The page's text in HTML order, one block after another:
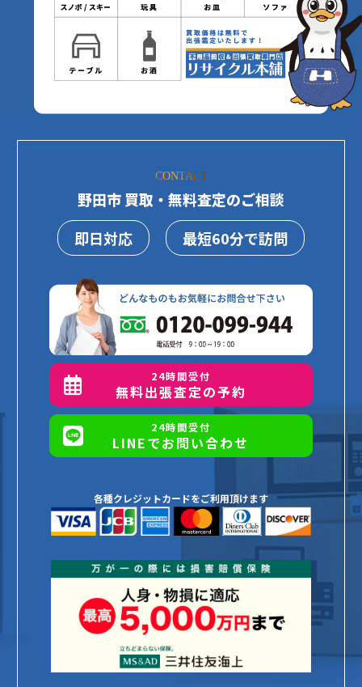
CONTACT
野田市 買取・無料査定のご相談
即日対応
最短60分で訪問
24時間受付
無料出張査定の予約
24時間受付
LINEでお問い合わせ
各種クレジットカードをご利用頂けます